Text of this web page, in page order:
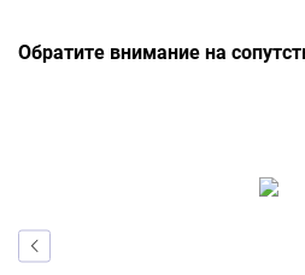
Обратите внимание на